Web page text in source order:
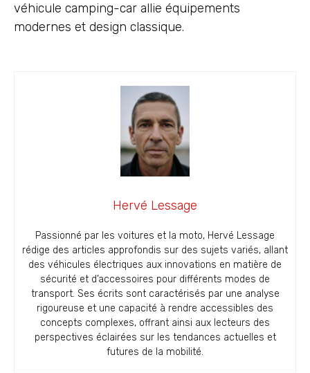
véhicule camping-car allie équipements
modernes et design classique.
Hervé Lessage
Passionné par les voitures et la moto, Hervé Lessage
rédige des articles approfondis sur des sujets variés, allant
des véhicules électriques aux innovations en matière de
sécurité et d’accessoires pour différents modes de
transport. Ses écrits sont caractérisés par une analyse
rigoureuse et une capacité à rendre accessibles des
concepts complexes, offrant ainsi aux lecteurs des
perspectives éclairées sur les tendances actuelles et
futures de la mobilité.